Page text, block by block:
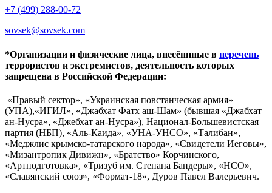
+7 (499) 288-00-72
sovsek@sovsek.com
*Организации и физические лица, внесённные в перечень
террористов и экстремистов, деятельность которых
запрещена в Российской Федерации:
«Правый сектор», «Украинская повстанческая армия»
(УПА),«ИГИЛ», «Джабхат Фатх аш-Шам» (бывшая «Джабхат
ан-Нусра», «Джебхат ан-Нусра»), Национал-Большевистская
партия (НБП), «Аль-Каида», «УНА-УНСО», «Талибан»,
«Меджлис крымско-татарского народа», «Свидетели Иеговы»,
«Мизантропик Дивижн», «Братство» Корчинского,
«Артподготовка», «Тризуб им. Степана Бандеры», «НСО»,
«Славянский союз», «Формат-18», Дуров Павел Валерьевич.